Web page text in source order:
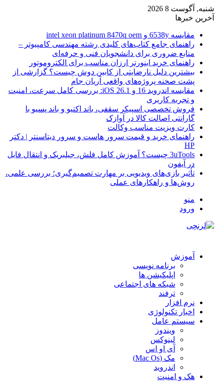
شنبه, آگوست 8 2026
آخرین خبرها
مقایسه 6538y و intel xeon platinum 8470q oem
راهنمای جامع کتاب‌های کلیدی رشته مهندسی کامپیوتر –
منابع ضروری برای دانشجویان فنی و حرفه‌ای
راهنمای خرید اینورتر ارزان مناسب برای الکتروموتور
بیشترین دلیل نارضایتی از کابین دوش چیست؟ گزارشی از
پشت صحنه پروژه‌های واقعی آریان جام
مقایسه اندروید 16 و iOS 26.1: بررسی کامل سرعت، امنیت
و تجربه کاربری
فروش تخصصی اسپیکر سقفی، باند اکتیو و باند پسیو با
گارانتی اصالت کالا در آوازک
کارت ویزیت مناسب وکالت
راهنمای خرید و قیمت سرور هاست و سرور دیتاسنتر | دکتر
HP
3uTools چیست؟ آموزش کامل فلش، جیلبریک و انتقال فایل
در آیفون
تأثیر بازی‌های ویدیویی بر مهارت تصمیم‌گیری؛ بررسی علمی،
روش‌ها و راهکارهای عملی
منو
ورود
آموزش
برنامه نویسی
اپلیکیشن ها
شبکه های اجتماعی
ترفند
نرم افزار
اخبار تکنولوژی
سیستم عامل
ویندوز
لینوکس
آی او اس
مک (Mac Os)
اندروید
هک و امنیت